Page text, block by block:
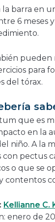
barra en
6 meses
para
del tórax.
que es
en la
niño. A la
con pectus
o que se
contentos
Kellianne C.
enero de